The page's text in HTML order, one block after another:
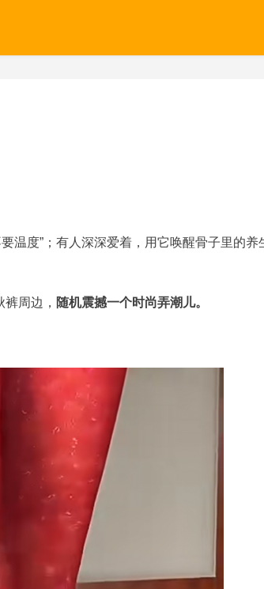
温度”；有人深深爱着，用它唤醒骨子里的养
周边， 随机震撼一个时尚弄潮儿。